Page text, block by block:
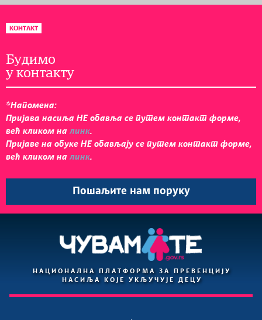
КОНТАКТ
Будимо
у контакту
*Напомена:
Пријавa насиља НЕ обавља се путем контакт форме,
већ кликом налинк.
Пријаве на обуке НЕ обављају се путем контакт форме,
већ кликом налинк.
Пошаљите нам поруку
НАЦИОНАЛНА ПЛАТФОРМА ЗА ПРЕВЕНЦИЈУ
НАСИЉА КОЈЕ УКЉУЧУЈЕ ДЕЦУ